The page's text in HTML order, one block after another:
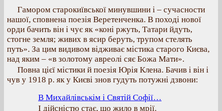
Гамором старокиївської минувшини і – сучасности
нашої, сповнена поезія Веретенченка. В поході нової
орди бачить він і чує як «коні ржуть, Татари йдуть,
стогне земля; живих в ясир беруть, трупом стелять
путь». За цим видивом відживає містика старого Києва,
над яким – «в золотому авреолі сяє Божа Мати».
Повна цієї містики й поезія Юрія Клена. Бачив і він і
чув у 1918 р. як у Києві знов гудуть потужні дзвони:
В Михайлівськім і Святій Софії…
І дійсністю стає, що жило в мрії.